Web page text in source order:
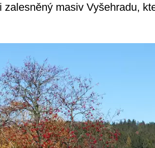
masiv Vyšehradu,